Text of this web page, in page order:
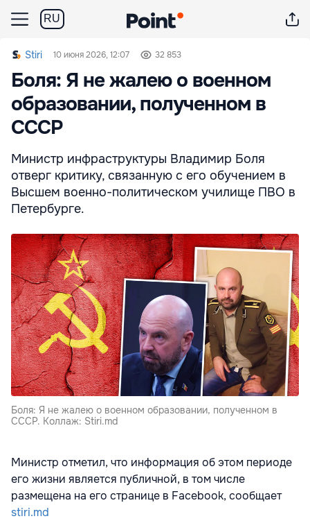
RU
Stiri 10 июня 2026, 12:07 32 853
Боля: Я не жалею о военном
образовании, полученном в
СССР
Министр инфраструктуры Владимир Боля
отверг критику, связанную с его обучением в
Высшем военно-политическом училище ПВО в
Петербурге.
Боля: Я не жалею о военном образовании, полученном в
СССР. Коллаж: Stiri.md
Министр отметил, что информация об этом периоде
его жизни является публичной, в том числе
размещена на его странице в Facebook, сообщает
stiri.md